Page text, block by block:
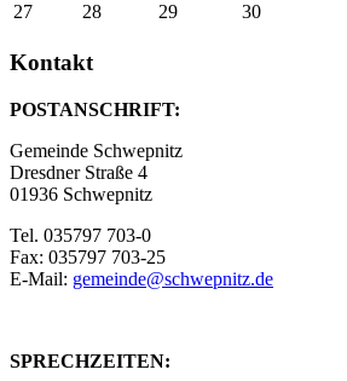
27
28 29 30
Kontakt
POSTANSCHRIFT:
Gemeinde Schwepnitz
Dresdner Straße 4
01936 Schwepnitz
Tel. 035797 703-0
Fax: 035797 703-25
E-Mail: gemeinde@schwepnitz.de
SPRECHZEITEN: